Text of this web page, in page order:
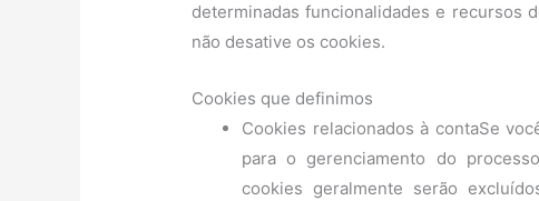
determinadas funcionalidades e recursos
não desative os cookies.
Cookies que definimos
Cookies relacionados à contaSe
para o gerenciamento do
cookies geralmente serão